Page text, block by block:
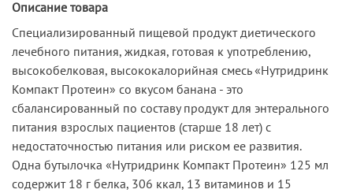
Описание товара
Специализированный пищевой продукт диетического
лечебного питания, жидкая, готовая к употреблению,
высокобелковая, высококалорийная смесь «Нутридринк
Компакт Протеин» со вкусом банана - это
cбалансированный по составу продукт для энтерального
питания взрослых пациентов (старше 18 лет) с
недостаточностью питания или риском ее развития.
Одна бутылочка «Нутридринк Компакт Протеин» 125 мл
содержит 18 г белка, 306 ккал, 13 витаминов и 15